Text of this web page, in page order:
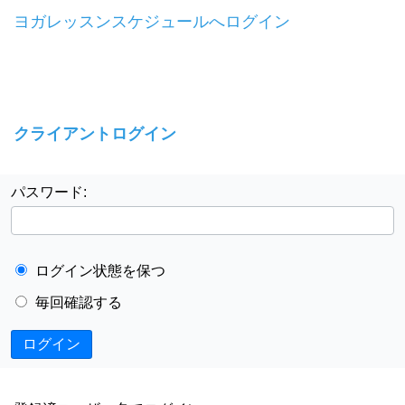
ヨガレッスンスケジュールへログイン
クライアントログイン
パスワード:
ログイン状態を保つ
毎回確認する
ログイン